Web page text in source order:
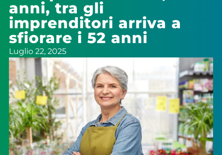
anni, tra gli
imprenditori arriva a
sfiorare i 52 anni
Luglio 22, 2025